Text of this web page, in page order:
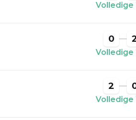
Volledige
0
Volledige
2
Volledige